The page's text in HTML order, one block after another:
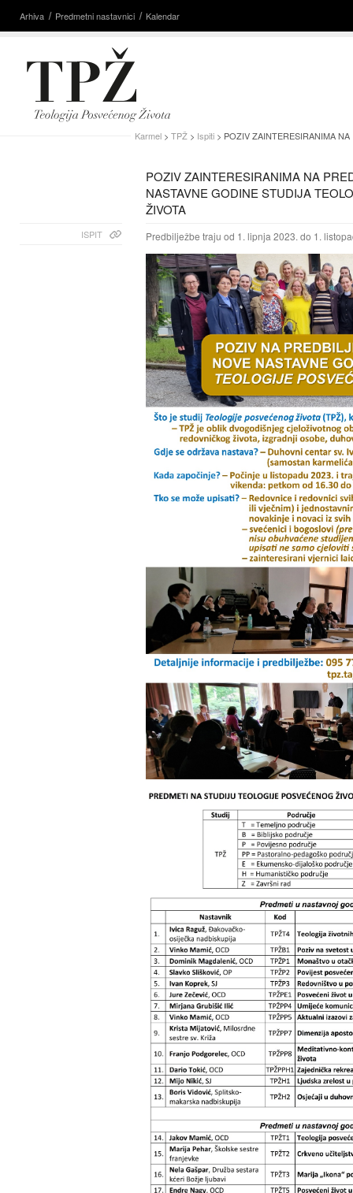
Arhiva Predmetni nastavnici Kalendar
Karmel > TPŽ > Ispiti > POZIV ZAINTERESIRANIMA
POZIV ZAINTERESIRANIMA NA
NASTAVNE GODINE STUDIJA
ŽIVOTA
ISPIT Predbilježbe traju od 1. lipnja 2023. do 1.